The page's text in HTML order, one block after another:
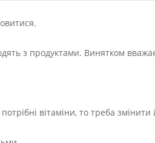
з продуктами. Винятком
вітаміни, то треба